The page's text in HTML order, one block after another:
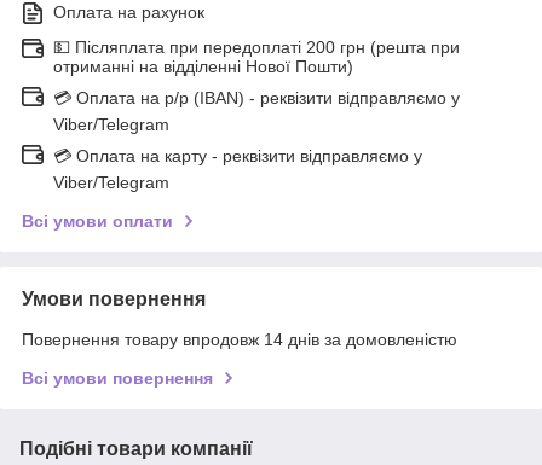
Оплата на рахунок
💵 Післяплата при передоплаті 200 грн (решта при
отриманні на відділенні Нової Пошти)
💳 Оплата на р/р (IBAN) - реквізити відправляємо у
Viber/Telegram
💳 Оплата на карту - реквізити відправляємо у
Viber/Telegram
Всі умови оплати
Умови повернення
Повернення товару впродовж 14 днів за домовленістю
Всі умови повернення
Подібні товари компанії